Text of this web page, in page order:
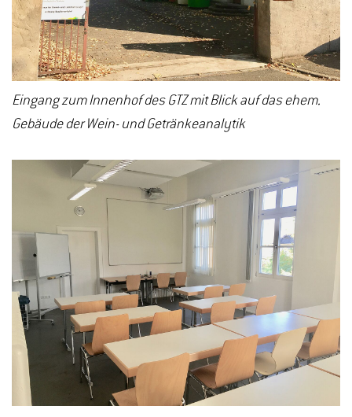
Eingang zum Innenhof des GTZ mit Blick auf das ehem.
Gebäude der Wein- und Getränkeanalytik